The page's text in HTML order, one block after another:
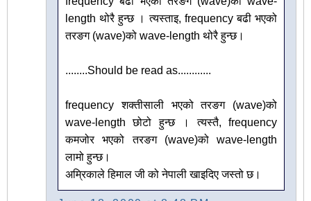
length थोरै हुन्छ । त्यस्ताइ, frequency बढी भएको
तरङग (wave)को wave-length थोरै हुन्छ।
........Should be read as............
frequency शक्तीसाली भएको तरङग (wave)को
wave-length छोटो हुन्छ । त्यस्तै, frequency
कमजोर भएको तरङग (wave)को wave-length
लामो हुन्छ।
अम्रिकाले हिमाल जी को नेपाली खाइदिए जस्तो छ।